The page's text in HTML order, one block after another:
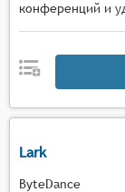
конференций и
Lark
ByteDance